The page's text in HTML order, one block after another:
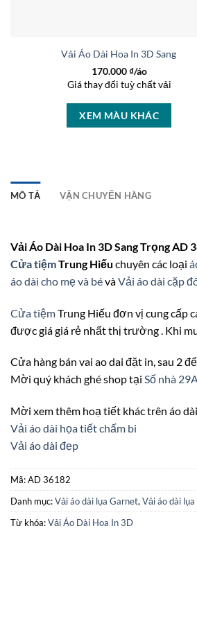
Vải Áo Dài Hoa In 3D Sang
170.000₫/áo
Giá thay đổi tuỳ chất vải
XEM MÀU KHÁC
MÔ TẢ VẬN CHUYỂN HÀNG
Vải Áo Dài Hoa In 3D Sang Trọng
Cửa tiệmTrung Hiếu chuyên các loại
áo dài cho mẹ và bévàVải áo dài cặp
Cửa tiệmTrung Hiếu đơn vị cung cấp
được giá giá rẻ nhất thị trường . Khi
Cửa hàng bán vai ao dai đặt in, sau 2
Mời quý khách ghé shop tại Số nhà
Mời xem thêm hoạ tiết khác trên áo
Vải áo dài họa tiết chấm bi
Vải áo dài đẹp
Mã:AD 36182
Danh mục:Vải áo dài lụa Garnet, Vải áo dài
Từ khóa:Vải Áo Dài Hoa In 3D